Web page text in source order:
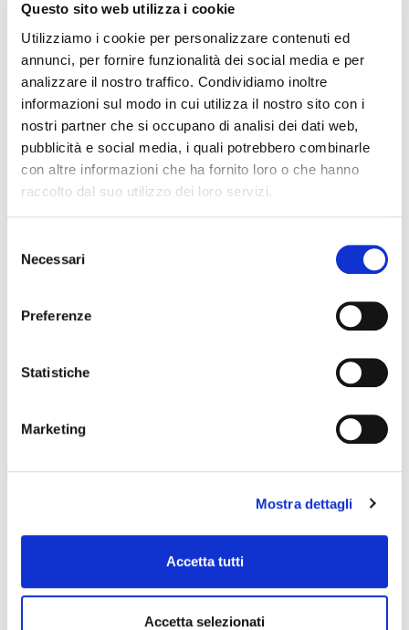
Questo sito web utilizza i cookie
Utilizziamo i cookie per personalizzare contenuti ed
annunci, per fornire funzionalità dei social media e per
analizzare il nostro traffico. Condividiamo inoltre
informazioni sul modo in cui utilizza il nostro sito con i
nostri partner che si occupano di analisi dei dati web,
pubblicità e social media, i quali potrebbero combinarle
con altre informazioni che ha fornito loro o che hanno
raccolto dal suo utilizzo dei loro servizi.
delNecessari
Preferenze
Statistiche
Marketing
Mostra dettagli
Accetta tutti
Accetta selezionati
microfono AE5100
microfono At4041
39,00 €
AUDIO-TECHNICA
249,00 €
99,00 €
microfono AT2020